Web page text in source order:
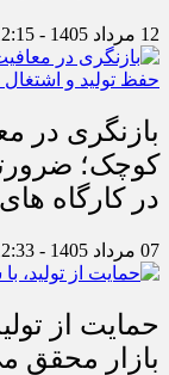
12 مرداد 1405 - 12:15
بازنگری در
کوچک؛
در کارگاه
07 مرداد 1405 - 12:33
حمایت از
بازار محقق